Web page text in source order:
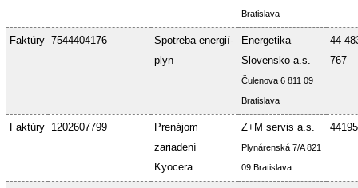
Bratislava
Faktúry 7544404176
Spotreba energií-
plyn
Energetika
Slovensko a.s.
Čulenova 6 811 09
Bratislava
44
767
Faktúry 1202607799
Prenájom
zariadení
Kyocera
Z+M servis a.s.
Plynárenská 7/A 821
09 Bratislava